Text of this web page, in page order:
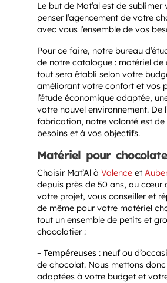
Le but de Mat’al est de
penser l’agencement de votre
avec vous l’ensemble de vos
Pour ce faire, notre bureau
de notre catalogue : matériel de
tout sera établi selon votre
améliorant votre confort et vos
l’étude économique adaptée,
votre nouvel environnement.
fabrication, notre volonté est
besoins et à vos objectifs.
Matériel pour
Choisir Mat’Al à Valenceet
depuis près de 50 ans, au cœur
votre projet, vous conseiller et
de même pour votre matériel
tout un ensemble de petits et
chocolatier :
– Tempéreuses: neuf ou
de chocolat. Nous mettons
adaptées à votre budget et